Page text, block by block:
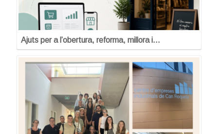
Ajuts per a l’obertura, reforma, millora i…